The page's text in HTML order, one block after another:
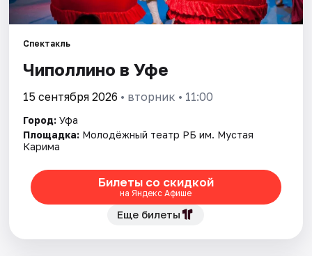
Города
Артисты
Рейтинги
Спектакль
Чиполлино в Уфе
15 сентября 2026 • вторник • 11:00
Город: Уфа
Площадка: Молодёжный театр РБ им. Мустая
Карима
Билеты со скидкой
на Яндекс Афише
Еще билеты